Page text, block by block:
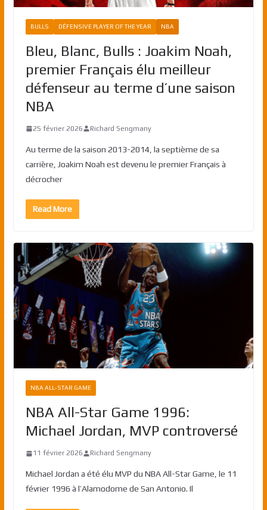
BULLS DÉFENSIVE PLAYER OF THE YEAR NBA
Bleu, Blanc, Bulls : Joakim Noah,
premier Français élu meilleur
défenseur au terme d’une saison
NBA
25 février 2026 Richard Sengmany
Au terme de la saison 2013-2014, la septième de sa
carrière, Joakim Noah est devenu le premier Français à
décrocher
Read More
NBA ALL-STAR GAME
NBA All-Star Game 1996:
Michael Jordan, MVP controversé
11 février 2026 Richard Sengmany
Michael Jordan a été élu MVP du NBA All-Star Game, le 11
février 1996 à l’Alamodome de San Antonio. Il